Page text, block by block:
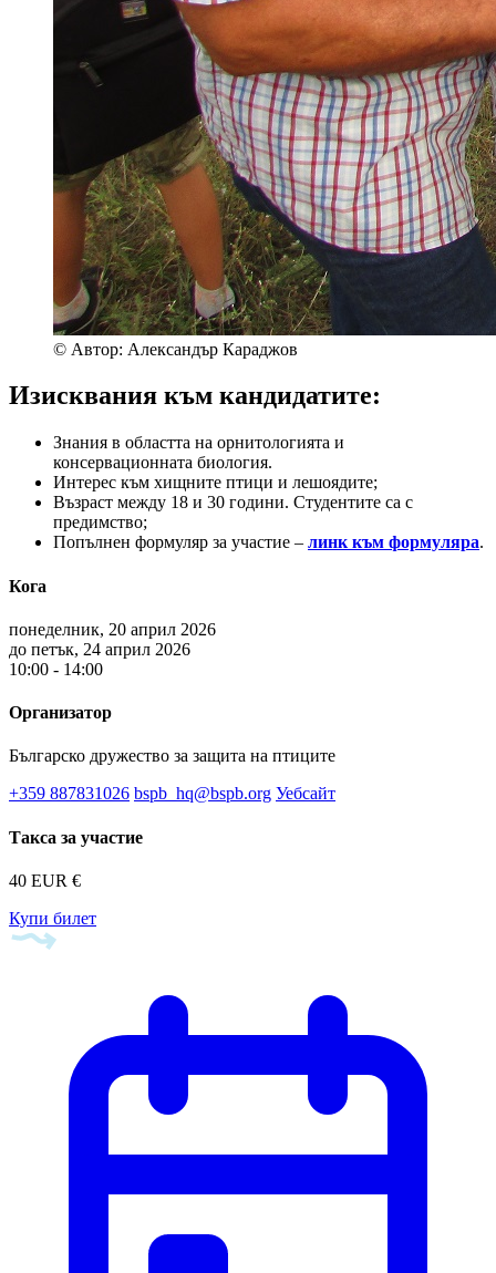
© Автор: Александър Караджов
Изисквания към кандидатите:
Знания в областта на орнитологията и
консервационната биология.
Интерес към хищните птици и лешоядите;
Възраст между 18 и 30 години. Студентите са с
предимство;
Попълнен формуляр за участие – линк към формуляра.
Кога
понеделник, 20 април 2026
до петък, 24 април 2026
10:00 - 14:00
Организатор
Българско дружество за защита на птиците
+359 887831026 bspb_hq@bspb.org Уебсайт
Такса за участие
40 EUR €
Купи билет